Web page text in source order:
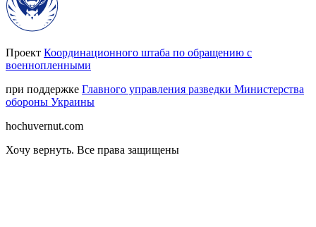
Проект Координационного штаба по обращению с
военнопленными
при поддержке Главного управления разведки Министерства
обороны Украины
hochuvernut.com
Хочу вернуть. Все права защищены